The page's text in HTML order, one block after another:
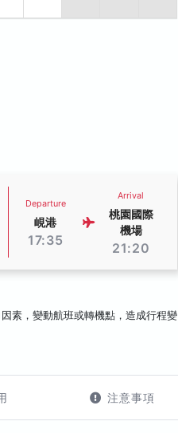
Departure
峴港
17:35
Arrival
桃園國際
機場
21:20
素，變動航班或轉機點，造成行程變
注意事項